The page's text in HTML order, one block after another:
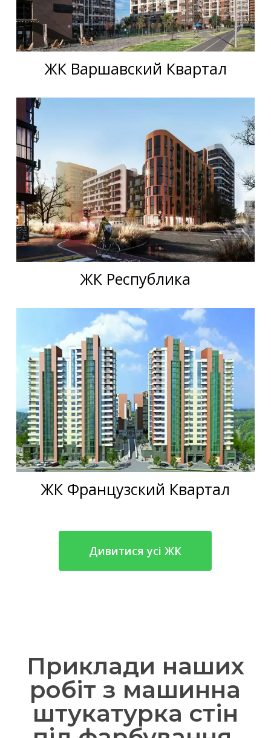
ЖК Варшавский Квартал
ЖК Республика
ЖК Французский Квартал
Дивитися усі ЖК
Приклади наших
робіт з машинна
штукатурка стін